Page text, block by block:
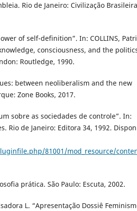
Rio de Janeiro: Civilização
of self-definition”. In: COLLINS,
consciousness, and the
Routledge, 1990.
between neoliberalism and the new
Zone Books, 2017.
sobre as sociedades de controle”. In:
Rio de Janeiro: Editora 34, 1992.
81001/mod_resource/
prática. São Paulo: Escuta, 2002.
L. “Apresentação Dossiê